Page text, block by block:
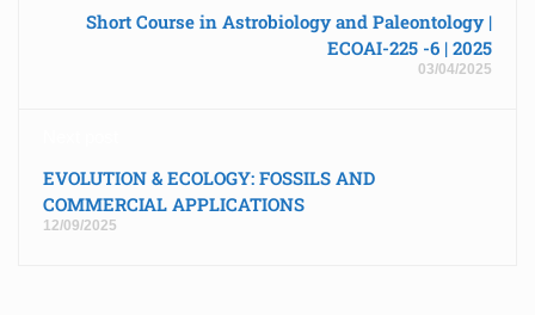
Short Course in Astrobiology and Paleontology |
ECOAI-225 -6 | 2025
03/04/2025
EVOLUTION & ECOLOGY: FOSSILS AND
COMMERCIAL APPLICATIONS
12/09/2025